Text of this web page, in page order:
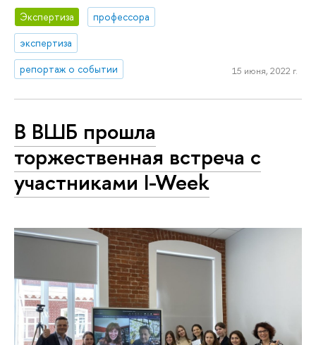
Экспертиза
профессора
экспертиза
репортаж о событии
15 июня, 2022 г.
В ВШБ прошла
торжественная встреча с
участниками I-Week